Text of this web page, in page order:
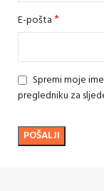
E-pošta*
Spremi moje
pregledniku za